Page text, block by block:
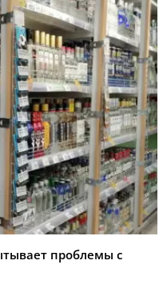
проблемы с